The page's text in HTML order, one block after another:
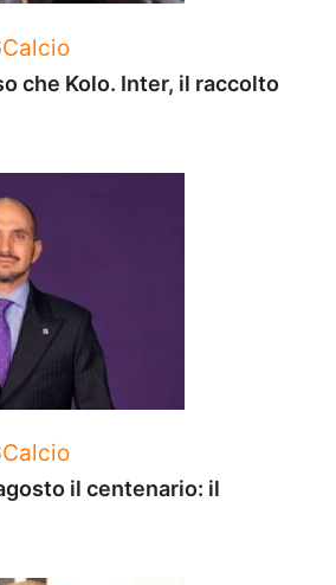
Categorie
Calcio
che Kolo. Inter, il raccolto
Categorie
Calcio
il centenario: il